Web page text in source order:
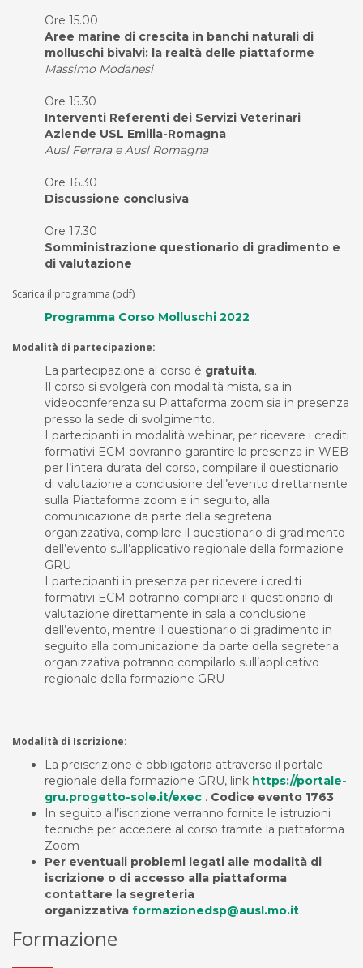
Ore 15.00
Aree marine di crescita in banchi naturali di
molluschi bivalvi: la realtà delle piattaforme
Massimo Modanesi
Ore 15.30
Interventi Referenti dei Servizi Veterinari
Aziende USL Emilia-Romagna
Ausl Ferrara e Ausl Romagna
Ore 16.30
Discussione conclusiva
Ore 17.30
Somministrazione questionario di gradimento e
di valutazione
Scarica il programma (pdf)
Programma Corso Molluschi 2022
Modalità di partecipazione:
La partecipazione al corso è gratuita.
Il corso si svolgerà con modalità mista, sia in
videoconferenza su Piattaforma zoom sia in presenza
presso la sede di svolgimento.
I partecipanti in modalità webinar, per ricevere i crediti
formativi ECM dovranno garantire la presenza in WEB
per l’intera durata del corso, compilare il questionario
di valutazione a conclusione dell’evento direttamente
sulla Piattaforma zoom e in seguito, alla
comunicazione da parte della segreteria
organizzativa, compilare il questionario di gradimento
dell’evento sull’applicativo regionale della formazione
GRU
I partecipanti in presenza per ricevere i crediti
formativi ECM potranno compilare il questionario di
valutazione direttamente in sala a conclusione
dell’evento, mentre il questionario di gradimento in
seguito alla comunicazione da parte della segreteria
organizzativa potranno compilarlo sull’applicativo
regionale della formazione GRU
Modalità di Iscrizione:
La preiscrizione è obbligatoria attraverso il portale
regionale della formazione GRU, link https://portale-
gru.progetto-sole.it/exec . Codice evento 1763
In seguito all’iscrizione verranno fornite le istruzioni
tecniche per accedere al corso tramite la piattaforma
Zoom
Per eventuali problemi legati alle modalità di
iscrizione o di accesso alla piattaforma
contattare la segreteria
organizzativa formazionedsp@ausl.mo.it
Formazione